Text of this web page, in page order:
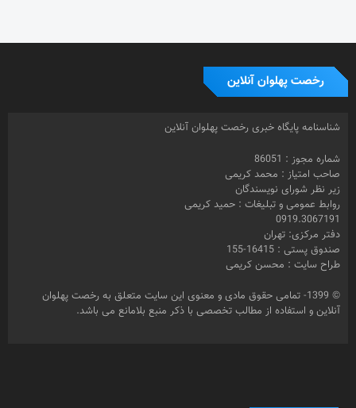
رخصت پهلوان آنلاین
شناسنامه پایگاه خبری رخصت پهلوان آنلاین
شماره مجوز : 86051
صاحب امتیاز : محمد کریمی
زیر نظر شورای نویسندگان
روابط عمومی و تبلیغات : حمید کریمی
0919.3067191
دفتر مرکزی: تهران
صندوق پستی : 16415-155
طراح سایت : محسن کریمی
© 1399- تمامی حقوق مادی و معنوی این سایت متعلق به رخصت پهلوان
آنلاین و استفاده از مطالب تخصصی با ذکر منبع بلامانع می باشد.